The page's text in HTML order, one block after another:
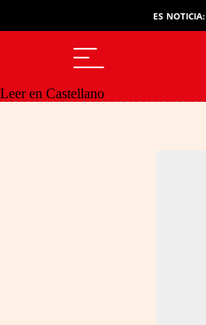
ES NOTICIA:
Leer en Castellano